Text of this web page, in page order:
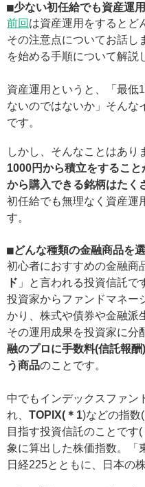
■少ない初任給でも資産運
前回 は資産運用をするとど
その注意点についてお話し
を始める手順について解説
資産運用というと、「最低
ないのではないか」そんな
です。
しかし、そんなことはあり
1000円から積立をするこ
から購入できる銘柄はたく
初任給でも無理なく資産運
す。
■どんな種類の金融商品を
初心者におすすめの金融商
ド 」と言われる投資信託
投資家からファンドマネー
かり、株式や債券や金融派
その運用成果を投資家に分
融のプロに手数料(信託報
う商品のことです。
中でもインデックスファン
れ、 TOPIX(＊1)などの指数
目指す投資信託のことです(
象に算出した株価指数。「
日経225とともに、日本の